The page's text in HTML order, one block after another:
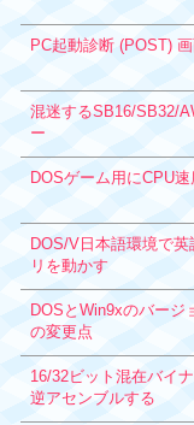
PC起動診断 (POST)
混迷するSB16/SB32/
ー
DOSゲーム用にCPU
DOS/V日本語環境で
リを動かす
DOSとWin9xのバージ
の変更点
16/32ビット混在バイ
逆アセンブルする